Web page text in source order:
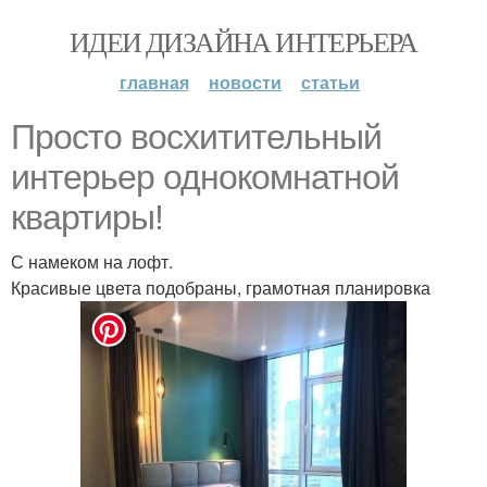
ИДЕИ ДИЗАЙНА ИНТЕРЬЕРА
главная новости статьи
Просто восхитительный
интерьер однокомнатной
квартиры!
С намеком на лофт.
Красивые цвета подобраны, грамотная планировка